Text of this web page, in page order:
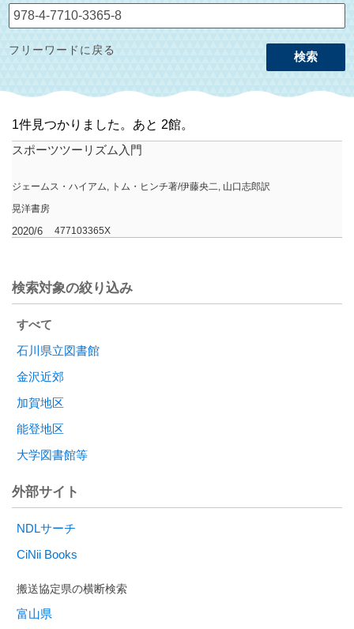
検索
フリーワードに戻る
1件見つかりました。あと 2館。
スポーツツーリズム入門
ジェームス・ハイアム, トム・ヒンチ著/伊藤央二, 山口志郎訳
晃洋書房
2020/6 477103365X
検索対象の絞り込み
すべて
石川県立図書館
金沢近郊
加賀地区
能登地区
大学図書館等
外部サイト
NDLサーチ
CiNii Books
富山県